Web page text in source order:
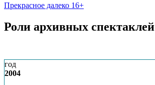
Прекрасное далеко 16+
Роли архивных спектаклей
год
2004